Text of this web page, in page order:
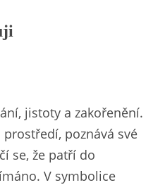
NOVÉHO RVP PV 2025
jistoty a zakořenění.
poznává své
se, že patří do
V symbolice